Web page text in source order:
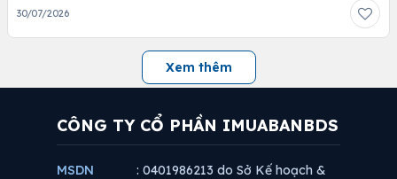
30/07/2026
Xem thêm
CÔNG TY CỔ PHẦN IMUABANBDS
MSDN
: 0401986213 do Sở Kế hoạch &